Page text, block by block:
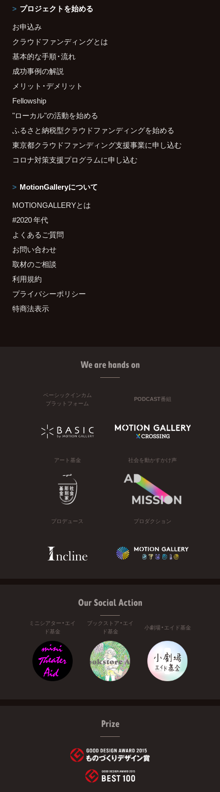
プロジェクトを始める
お申込み
クラウドファンディングとは
基本的な手順・流れ
成功事例の解説
メリット・デメリット
Fellowship
"ローカル"の活動を始める
ふるさと納税型クラウドファンディングを始める
東京都クラウドファンディング支援事業に申し込む
コロナ対策支援プログラムに申し込む
MotionGalleryについて
MOTIONGALLERYとは
#2020 年代
よくあるご質問
お問い合わせ
取材のご相談
利用規約
プライバシーポリシー
特商法表示
We are hands on
ベーシックインカム
プラットフォーム
PODCAST番組
アート基金 社会を動かすかけ声
プロデュース プロダクション
Our Social Action
ミニシアター・エイ
ド基金
ブックストア・エイ
ド基金
小劇場・エイド基金
Prize